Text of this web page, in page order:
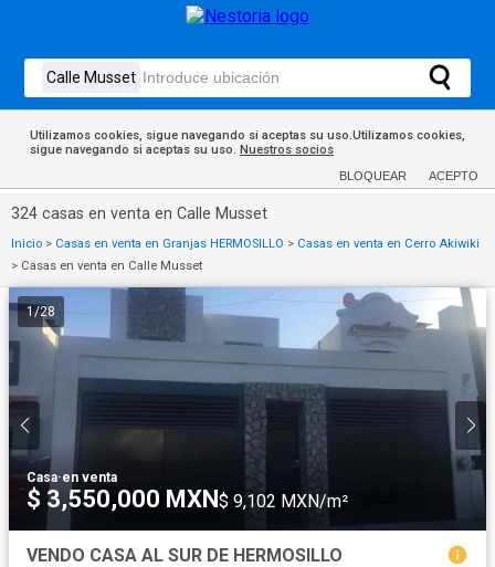
Utilizamos cookies, sigue navegando si aceptas su uso.Utilizamos cookies,
sigue navegando si aceptas su uso. Nuestros socios
BLOQUEAR ACEPTO
324 casas en venta en Calle Musset
Inicio > Casas en venta en Granjas HERMOSILLO > Casas en venta en Cerro Akiwiki
> Casas en venta en Calle Musset
1 /28
Casa·en venta
$ 3,550,000 MXN$ 9,102 MXN/m²
VENDO CASA AL SUR DE HERMOSILLO